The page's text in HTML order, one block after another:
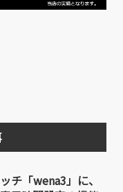
チ「wena3」に、